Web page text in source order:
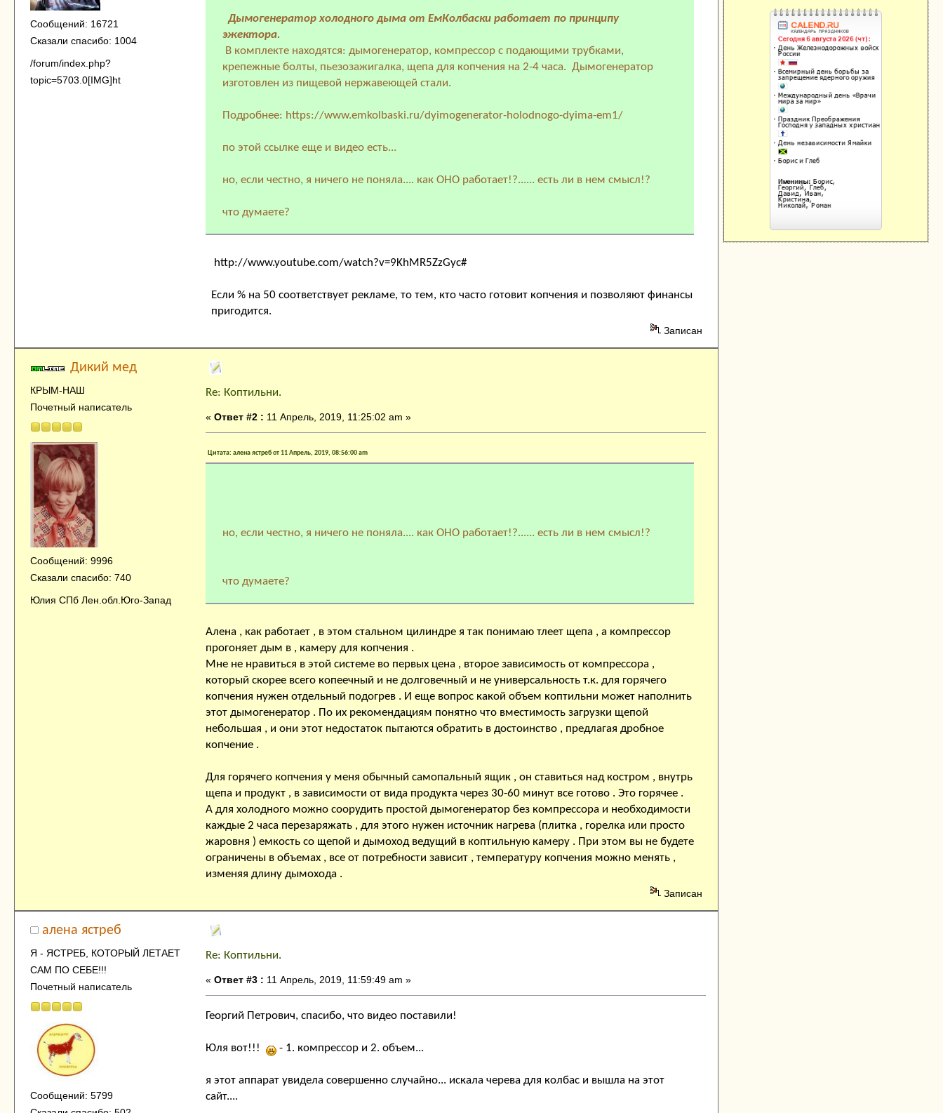
Календарь праздников
Сообщений: 16721
Сказали спасибо: 1004
/forum/index.php?
topic=5703.0[IMG]ht
Дымогенератор холодного дыма от ЕмКолбаски работает по принципу
эжектора.
В комплекте находятся: дымогенератор, компрессор с подающими трубками,
крепежные болты, пьезозажигалка, щепа для копчения на 2-4 часа. Дымогенератор
изготовлен из пищевой нержавеющей стали.
Подробнее: https://www.emkolbaski.ru/dyimogenerator-holodnogo-dyima-em1/
по этой ссылке еще и видео есть...
но, если честно, я ничего не поняла.... как ОНО работает!?...... есть ли в нем смысл!?
что думаете?
http://www.youtube.com/watch?v=9KhMR5ZzGyc#
Если % на 50 соответствует рекламе, то тем, кто часто готовит копчения и позволяют финансы
пригодится.
Записан
Дикий мед
КРЫМ-НАШ
Почетный написатель
Сообщений: 9996
Сказали спасибо: 740
Юлия СПб Лен.обл.Юго-Запад
Re: Коптильни.
« Ответ #2 : 11 Апрель, 2019, 11:25:02 am »
Цитата: алена ястреб от 11 Апрель, 2019, 08:56:00 am
но, если честно, я ничего не поняла.... как ОНО работает!?...... есть ли в нем смысл!?
что думаете?
Алена , как работает , в этом стальном цилиндре я так понимаю тлеет щепа , а компрессор
прогоняет дым в , камеру для копчения .
Мне не нравиться в этой системе во первых цена , второе зависимость от компрессора ,
который скорее всего копеечный и не долговечный и не универсальность т.к. для горячего
копчения нужен отдельный подогрев . И еще вопрос какой объем коптильни может наполнить
этот дымогенератор . По их рекомендациям понятно что вместимость загрузки щепой
небольшая , и они этот недостаток пытаются обратить в достоинство , предлагая дробное
копчение .
Для горячего копчения у меня обычный самопальный ящик , он ставиться над костром , внутрь
щепа и продукт , в зависимости от вида продукта через 30-60 минут все готово . Это горячее .
А для холодного можно соорудить простой дымогенератор без компрессора и необходимости
каждые 2 часа перезаряжать , для этого нужен источник нагрева (плитка , горелка или просто
жаровня ) емкость со щепой и дымоход ведущий в коптильную камеру . При этом вы не будете
ограничены в объемах , все от потребности зависит , температуру копчения можно менять ,
изменяя длину дымохода .
Записан
алена ястреб
Я - ЯСТРЕБ, КОТОРЫЙ ЛЕТАЕТ
САМ ПО СЕБЕ!!!
Почетный написатель
Сообщений: 5799
Re: Коптильни.
« Ответ #3 : 11 Апрель, 2019, 11:59:49 am »
Георгий Петрович, спасибо, что видео поставили!
Юля вот!!! - 1. компрессор и 2. объем...
я этот аппарат увидела совершенно случайно... искала черева для колбас и вышла на этот
сайт....